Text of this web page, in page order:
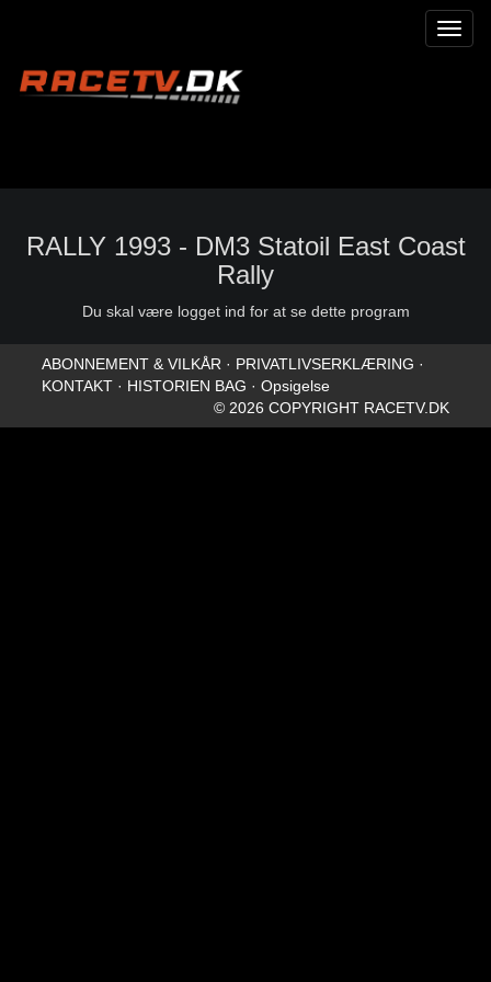
RALLY 1993 - DM3 Statoil East Coast
Rally
Du skal være logget ind for at se dette program
ABONNEMENT & VILKÅR · PRIVATLIVSERKLÆRING ·
KONTAKT · HISTORIEN BAG · Opsigelse
© 2026 COPYRIGHT RACETV.DK